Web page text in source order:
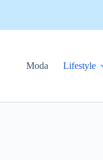
Moda Lifestyle